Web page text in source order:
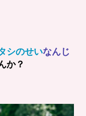
シのせいなんじ
か？